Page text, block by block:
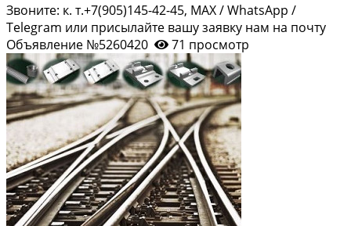
Звоните: к. т.+7(905)145-42-45, MAX / WhatsApp /
Telegram или присылайте вашу заявку нам на почту
Объявление №5260420
71 просмотр